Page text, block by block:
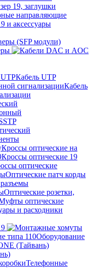
19, заглушки
направляющие
и аксессуары
(SFP модули)
Кабель UTP
Кабель
Кроссы оптические на
Кроссы оптические 19
оптические
Оптические патч корды
Оптические розетки,
оптические
и расходники
Оборудование
Телефонные